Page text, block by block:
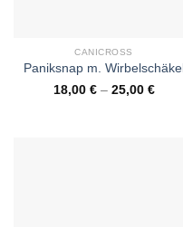
CANICROSS
Paniksnap m. Wirbelschäkel
18,00 €– 25,00 €